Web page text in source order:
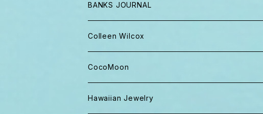
BANKS JOURNAL
キャップ ニット帽
パンツ
Tシャツ、ロンT
Colleen Wilcox
ポーチ
バッグ
CocoMoon
おくるみ
Hawaiian Jewelry